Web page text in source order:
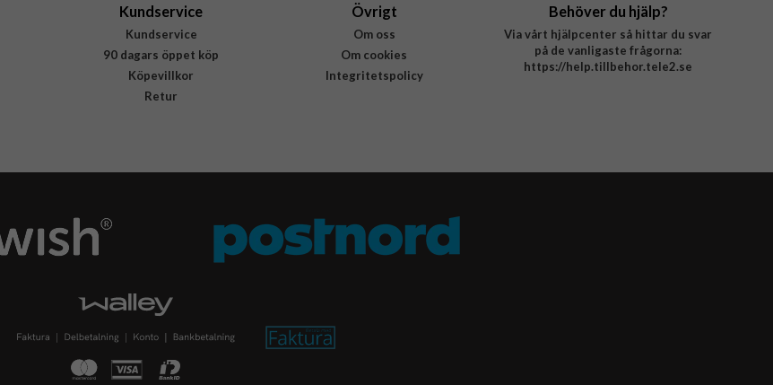
Kundservice
Kundservice
90 dagars öppet köp
Köpevillkor
Retur
Övrigt
Om oss
Om cookies
Integritetspolicy
Behöver du hjälp?
Via vårt hjälpcenter så hittar du svar
på de vanligaste frågorna:
https://help.tillbehor.tele2.se